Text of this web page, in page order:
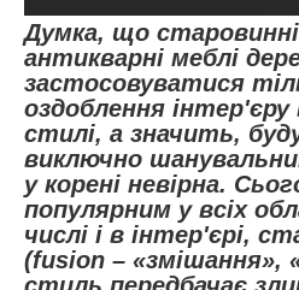
Думка, що
антикварні меблі
застосовуватися
оздоблення інтер'єру
стилі, а значить,
виключно
у корені невірна.
популярним у всіх
числі і в інтер'єрі,
(fusion – «змішання»,